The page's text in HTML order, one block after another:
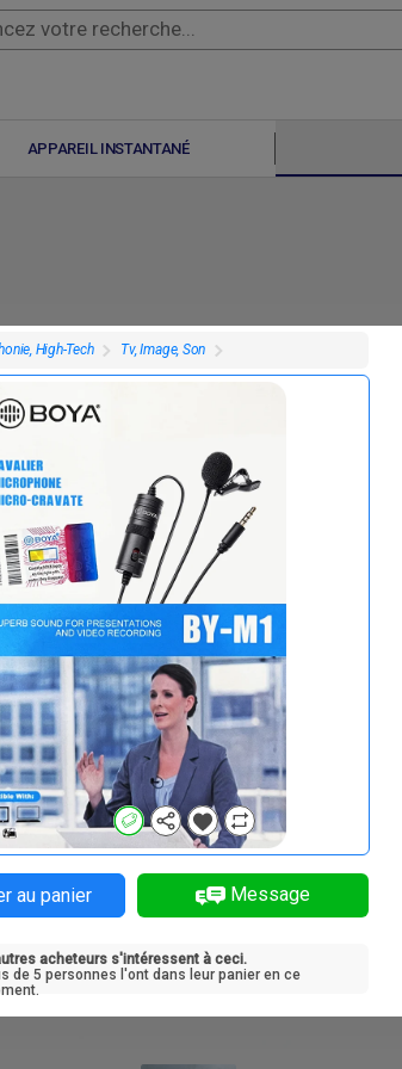
High-Tech Tv, Image, Son
au panier Message
acheteurs s'intéressent à ceci.
de 5 personnes l'ont dans leur panier en ce
APPAREIL INSTANTANÉ
110 000
30 000F